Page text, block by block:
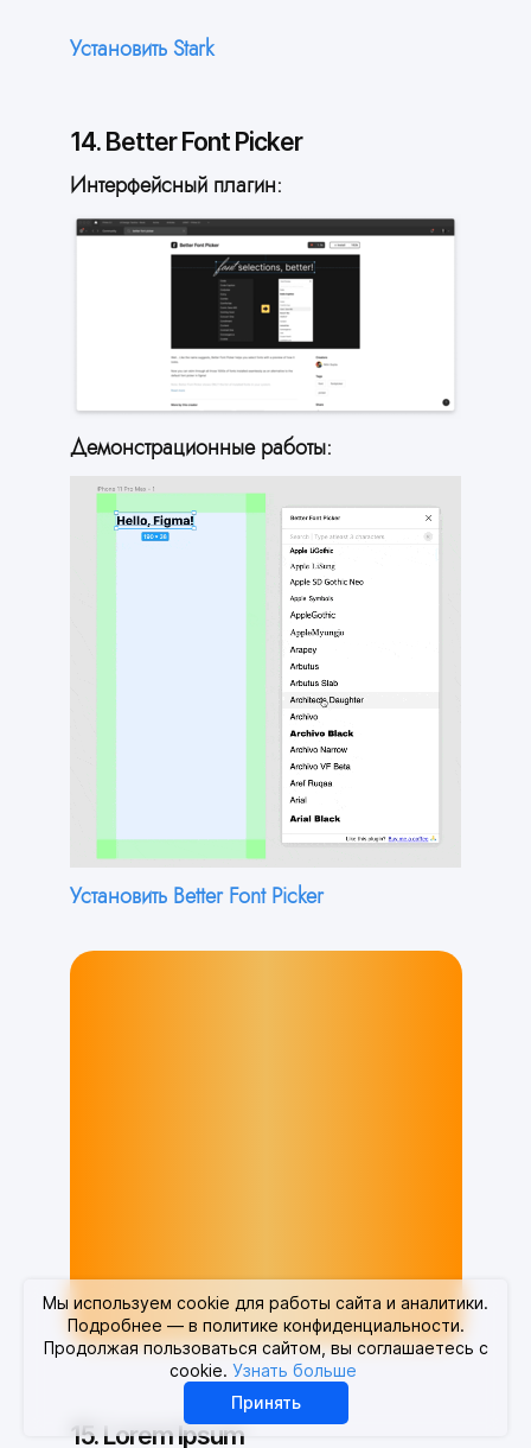
Мы используем cookie для работы сайта и аналитики.
Подробнее — в политике конфиденциальности.
Продолжая пользоваться сайтом, вы соглашаетесь с
cookie. Узнать больше
Принять
Установить Stark
14. Better Font Picker
Интерфейсный плагин:
Демонстрационные работы:
Установить Better Font Picker
15. Lorem Ipsum